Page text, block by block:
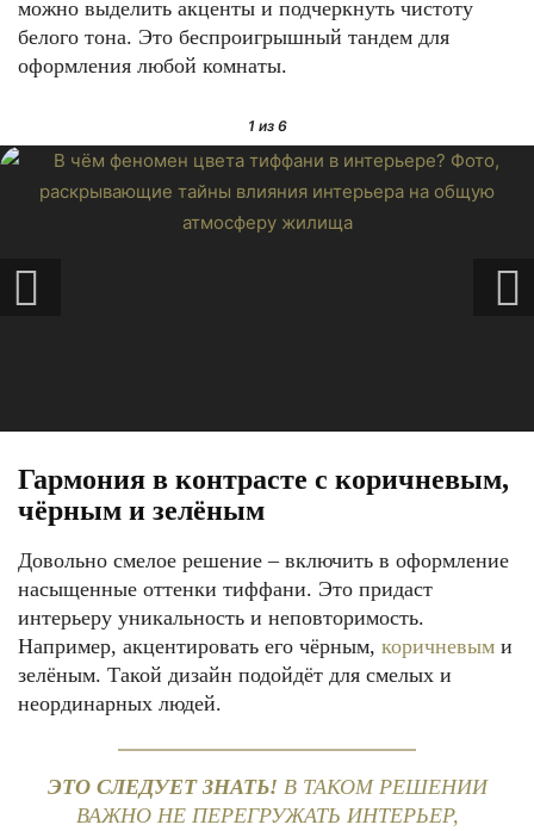
можно выделить акценты и подчеркнуть чистоту
белого тона. Это беспроигрышный тандем для
оформления любой комнаты.
1из 6
Гармония в контрасте с коричневым,
чёрным и зелёным
Довольно смелое решение – включить в оформление
насыщенные оттенки тиффани. Это придаст
интерьеру уникальность и неповторимость.
Например, акцентировать его чёрным, коричневым и
зелёным. Такой дизайн подойдёт для смелых и
неординарных людей.
ЭТО СЛЕДУЕТ ЗНАТЬ! В ТАКОМ РЕШЕНИИ
ВАЖНО НЕ ПЕРЕГРУЖАТЬ ИНТЕРЬЕР,